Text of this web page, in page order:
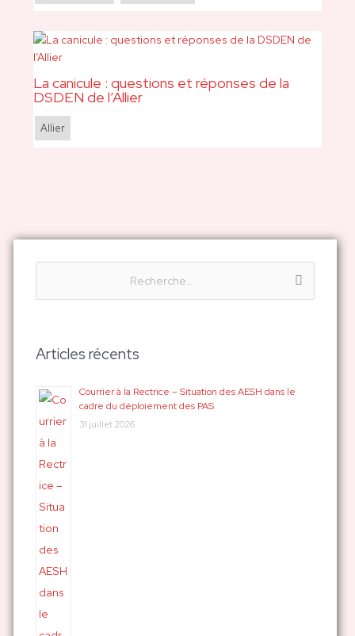
e
h
Articles récents
Courrier à la Rectrice – Situation des AESH dans le
cadre du déploiement des PAS
31 juillet 2026
La canicule : questions et réponses de la
DSDEN de l’Allier
Allier